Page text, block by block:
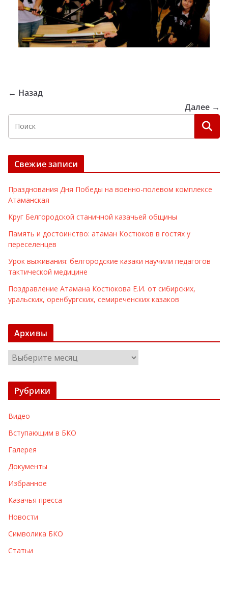
← Назад
Далее →
Свежие записи
Празднования Дня Победы на военно-полевом комплексе
Атаманская
Круг Белгородской станичной казачьей общины
Память и достоинство: атаман Костюков в гостях у
переселенцев
Урок выживания: белгородские казаки научили педагогов
тактической медицине
Поздравление Атамана Костюкова Е.И. от сибирских,
уральских, оренбургских, семиреченских казаков
Архивы
х
ы
Рубрики
Видео
Вступающим в БКО
Галерея
Документы
Избранное
Казачья пресса
Новости
Символика БКО
Статьи